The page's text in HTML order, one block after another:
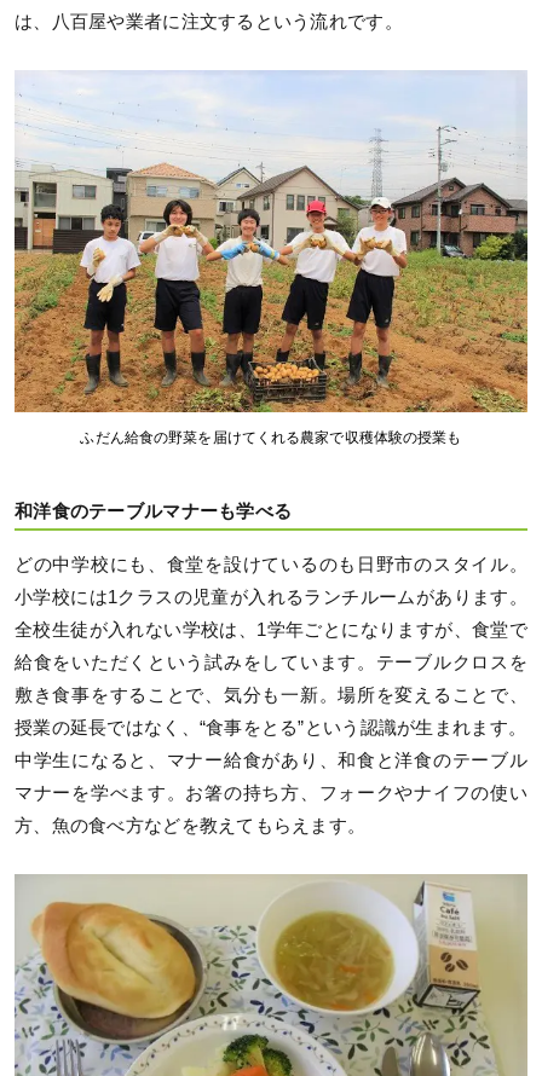
は、八百屋や業者に注文するという流れです。
ふだん給食の野菜を届けてくれる農家で収穫体験の授業も
和洋食のテーブルマナーも学べる
どの中学校にも、食堂を設けているのも日野市のスタイル。
小学校には1クラスの児童が入れるランチルームがあります。
全校生徒が入れない学校は、1学年ごとになりますが、食堂で
給食をいただくという試みをしています。テーブルクロスを
敷き食事をすることで、気分も一新。場所を変えることで、
授業の延長ではなく、“食事をとる”という認識が生まれます。
中学生になると、マナー給食があり、和食と洋食のテーブル
マナーを学べます。お箸の持ち方、フォークやナイフの使い
方、魚の食べ方などを教えてもらえます。